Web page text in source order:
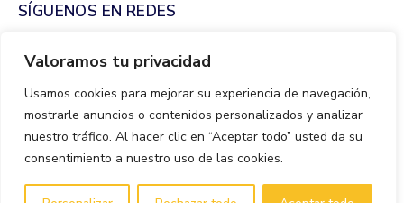
Valoramos tu privacidad
Usamos cookies para mejorar su experiencia de navegación,
mostrarle anuncios o contenidos personalizados y analizar
nuestro tráfico. Al hacer clic en “Aceptar todo” usted da su
consentimiento a nuestro uso de las cookies.
SÍGUENOS EN REDES